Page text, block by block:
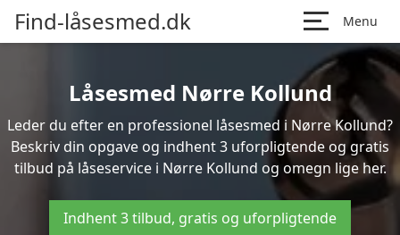
Find-låsesmed.dk Menu
Låsesmed Nørre Kollund
Leder du efter en professionel låsesmed i Nørre Kollund?
Beskriv din opgave og indhent 3 uforpligtende og gratis
tilbud på låseservice i Nørre Kollund og omegn lige her.
Indhent 3 tilbud, gratis og uforpligtende